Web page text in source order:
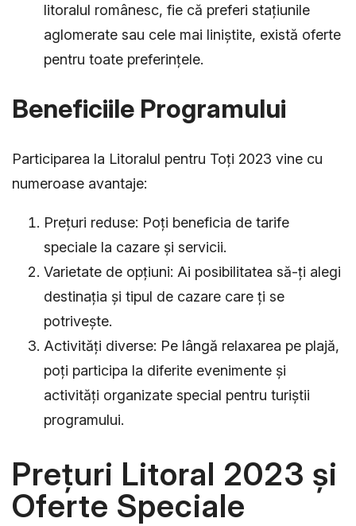
litoralul românesc, fie că preferi stațiunile
aglomerate sau cele mai liniștite, există oferte
pentru toate preferințele.
Beneficiile Programului
Participarea la Litoralul pentru Toți 2023 vine cu
numeroase avantaje:
Prețuri reduse: Poți beneficia de tarife
speciale la cazare și servicii.
Varietate de opțiuni: Ai posibilitatea să-ți alegi
destinația și tipul de cazare care ți se
potrivește.
Activități diverse: Pe lângă relaxarea pe plajă,
poți participa la diferite evenimente și
activități organizate special pentru turiștii
programului.
Prețuri Litoral 2023 și
Oferte Speciale